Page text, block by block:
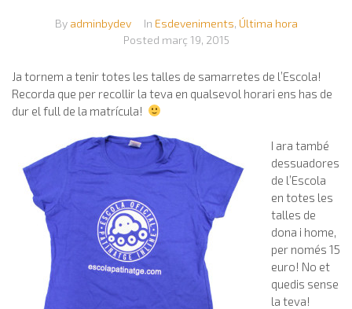
By adminbydev In Esdeveniments, Última hora
Posted març 19, 2015
Ja tornem a tenir totes les talles de samarretes de l’Escola!
Recorda que per recollir la teva en qualsevol horari ens has de
dur el full de la matrícula!
I ara també
dessuadores
de l’Escola
en totes les
talles de
dona i home,
per només 15
euro! No et
quedis sense
la teva!